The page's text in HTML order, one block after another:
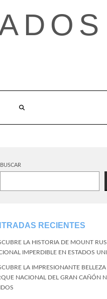
BUSCAR
RECIENTES
LA HISTORIA DE MOUNT
IMPERDIBLE EN ESTADOS
LA IMPRESIONANTE BELLEZA
NACIONAL DEL GRAN CAÑÓN